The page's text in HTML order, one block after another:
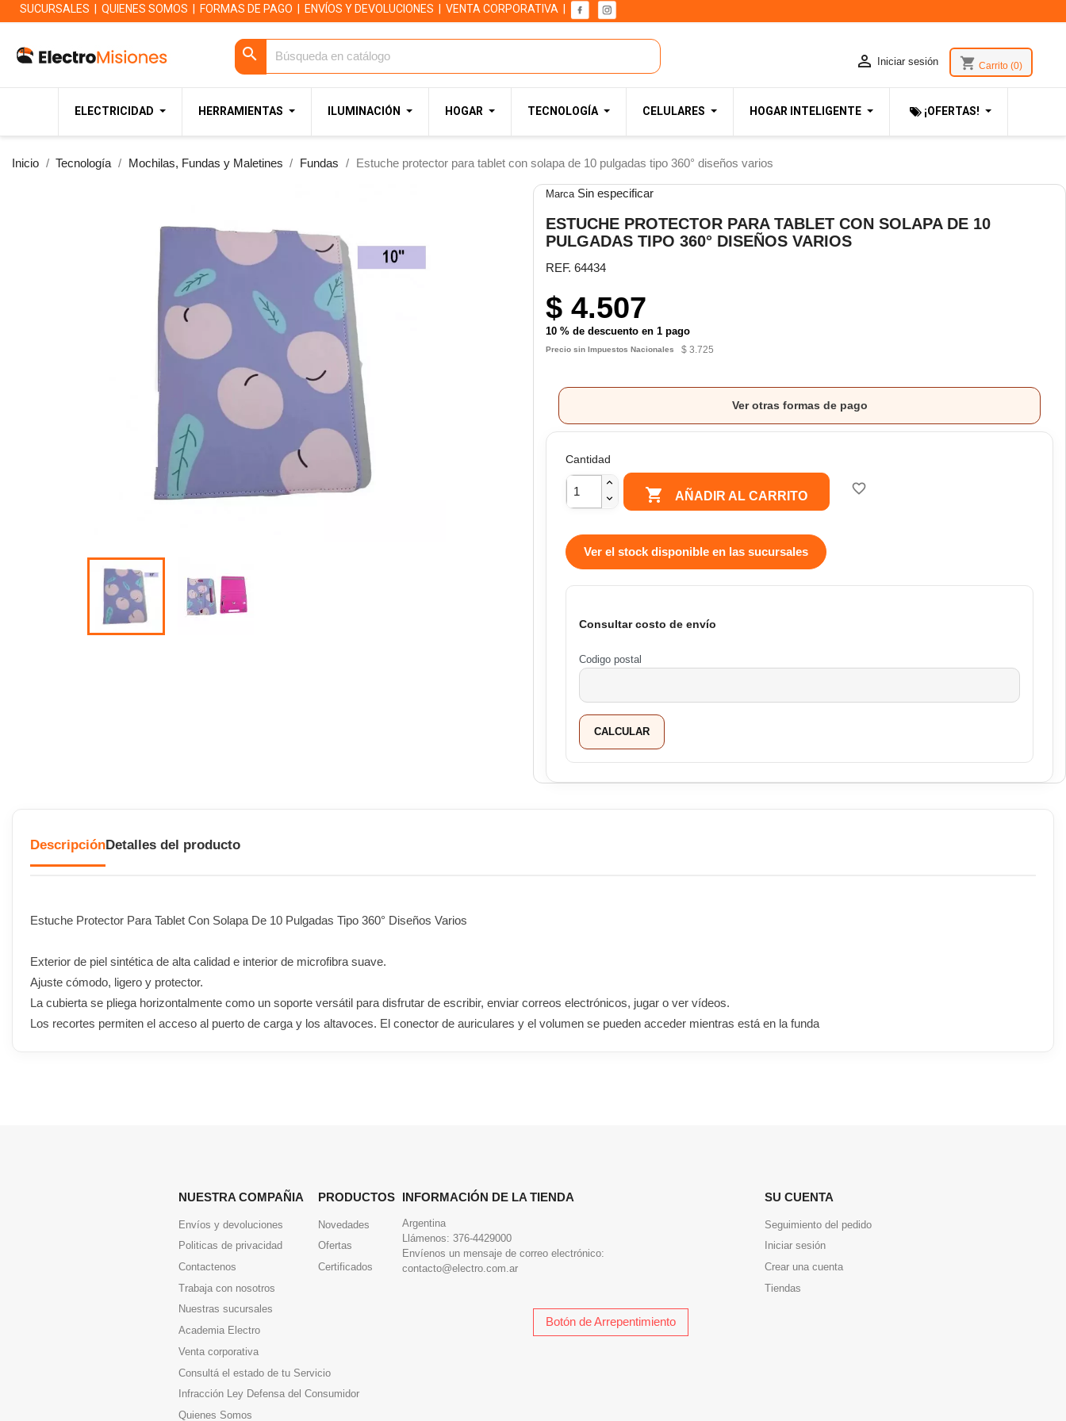
SUCURSALES QUIENES SOMOS FORMAS DE PAGO ENVÍOS Y DEVOLUCIONES VENTA CORPORATIVA
 Iniciar sesión shopping_cart Carrito (0)
search
ELECTRICIDAD HERRAMIENTAS ILUMINACIÓN HOGAR TECNOLOGÍA CELULARES HOGAR INTELIGENTE ¡OFERTAS!
Inicio Tecnología Mochilas, Fundas y Maletines Fundas Estuche protector para tablet con solapa de 10 pulgadas tipo 360° diseños varios
Marca Sin especificar
ESTUCHE PROTECTOR PARA TABLET CON SOLAPA DE 10
PULGADAS TIPO 360° DISEÑOS VARIOS
REF. 64434
$ 4.507
10 % de descuento en 1 pago
Precio sin Impuestos Nacionales $ 3.725
Ver otras formas de pago
Cantidad
 AÑADIR AL CARRITO favorite_border
Ver el stock disponible en las sucursales
Consultar costo de envío
Codigo postal
CALCULAR
DescripciónDetalles del producto
Estuche Protector Para Tablet Con Solapa De 10 Pulgadas Tipo 360° Diseños Varios
Exterior de piel sintética de alta calidad e interior de microfibra suave.
Ajuste cómodo, ligero y protector.
La cubierta se pliega horizontalmente como un soporte versátil para disfrutar de escribir, enviar correos electrónicos, jugar o ver vídeos.
Los recortes permiten el acceso al puerto de carga y los altavoces. El conector de auriculares y el volumen se pueden acceder mientras está en la funda
NUESTRA COMPAÑIA
Envíos y devoluciones
Politicas de privacidad
Contactenos
Trabaja con nosotros
Nuestras sucursales
Academia Electro
Venta corporativa
Consultá el estado de tu Servicio
Infracción Ley Defensa del Consumidor
Quienes Somos
PRODUCTOS
Novedades
Ofertas
Certificados
INFORMACIÓN DE LA TIENDA
Argentina
Llámenos: 376-4429000
Envíenos un mensaje de correo electrónico:
contacto@electro.com.ar
SU CUENTA
Seguimiento del pedido
Iniciar sesión
Crear una cuenta
Tiendas
Botón de Arrepentimiento